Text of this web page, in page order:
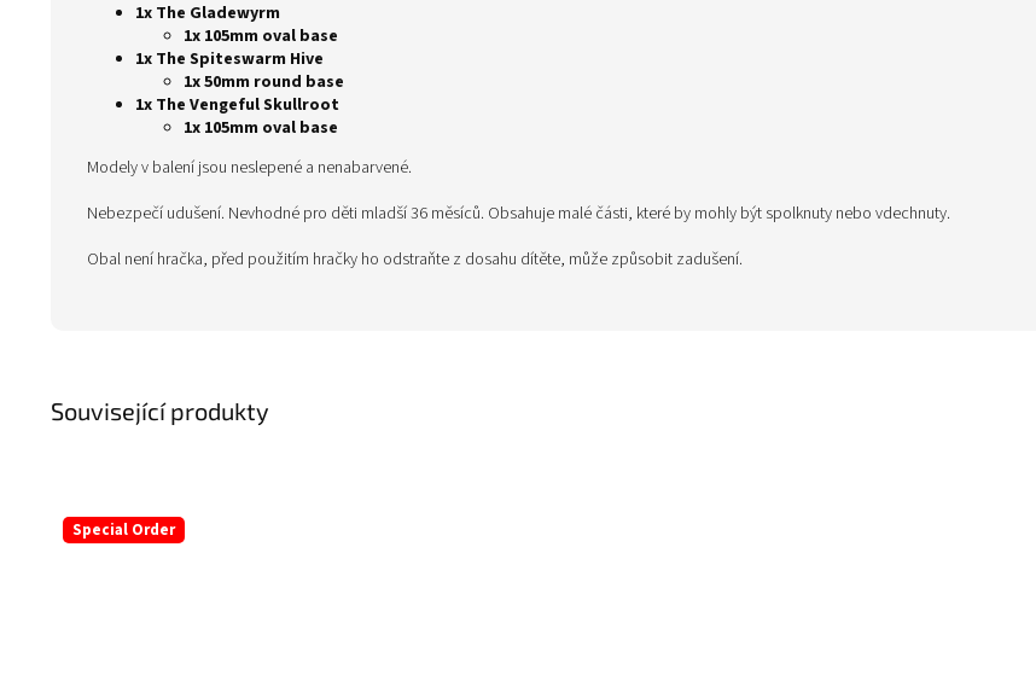
Související produkty
Special Order
1x The Gladewyrm
1x 105mm oval base
1x The Spiteswarm Hive
1x 50mm round base
1x The Vengeful Skullroot
1x 105mm oval base
Modely v balení jsou neslepené a nenabarvené.
Nebezpečí udušení. Nevhodné pro děti mladší 36 měsíců. Obsahuje malé části, které by mohly být spolknuty nebo vdechnuty.
Obal není hračka, před použitím hračky ho odstraňte z dosahu dítěte, může způsobit zadušení.